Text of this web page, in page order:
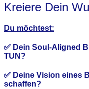
Kreiere Dein
Du möchtest:
✅ Dein Soul-Aligned
TUN?
✅ Deine Vision eines
schaffen?